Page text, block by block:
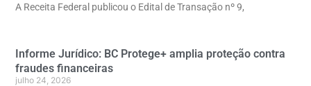
A Receita Federal publicou o Edital de Transação nº 9,
Informe Jurídico: BC Protege+ amplia proteção contra
fraudes financeiras
julho 24, 2026